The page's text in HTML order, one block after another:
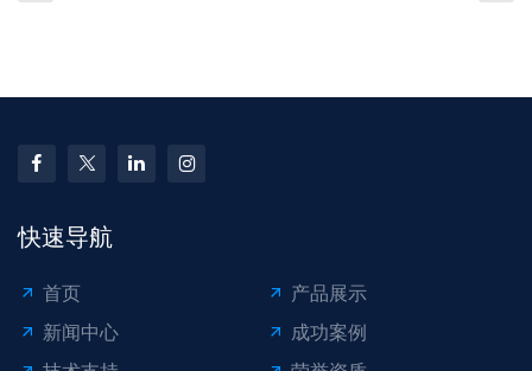
快速导航
首页
产品展示
新闻中心
成功案例